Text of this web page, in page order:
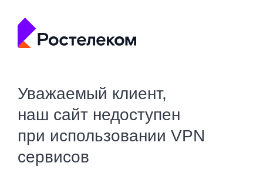
Уважаемый клиент,
наш сайт недоступен
при использовании VPN
сервисов